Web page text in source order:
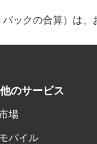
ックの合算）は
のサービス
場
バイル